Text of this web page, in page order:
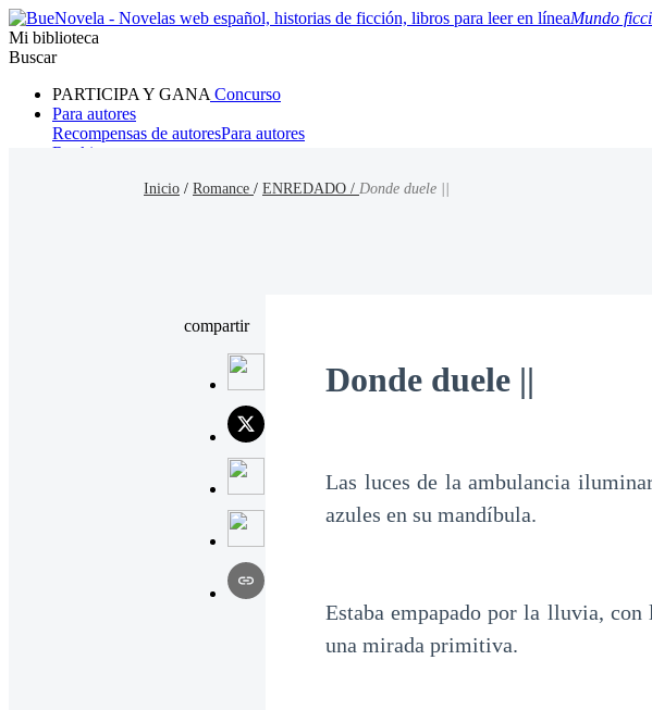
Mundo
Mi biblioteca
Buscar
PARTICIPA Y GANA Concurso
Para autores
Recompensas de autoresPara autores
Ranking
Inicio / Romance / ENREDADO / Donde duele ||
compartir
Donde duele ||
Las luces de la ambulancia
azules en su mandíbula.
Estaba empapado por la lluvia, con
una mirada primitiva.